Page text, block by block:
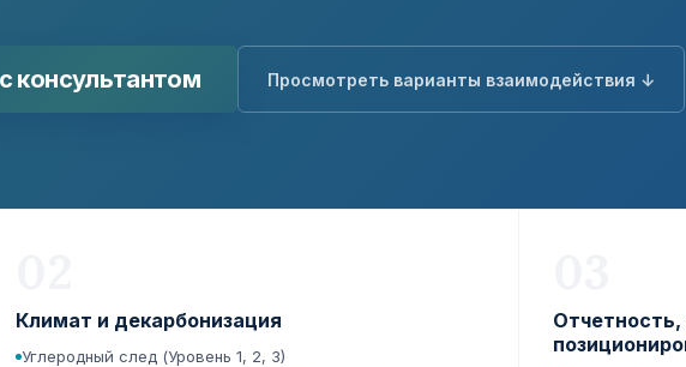
консультантом Просмотреть варианты взаимодействия ↓
Климат и декарбонизация
Углеродный след (Уровень 1, 2, 3)
Отчетность,